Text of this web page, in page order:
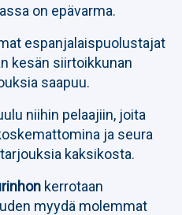
on epävarma.
espanjalaispuolustajat
kesän siirtoikkunan
saapuu.
niihin pelaajiin, joita
ja seura
kaksikosta.
kerrotaan
myydä molemmat